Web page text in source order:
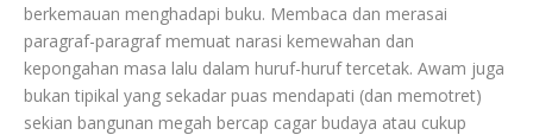
berkemauan menghadapi buku. Membaca dan merasai
paragraf-paragraf memuat narasi kemewahan dan
kepongahan masa lalu dalam huruf-huruf tercetak. Awam juga
bukan tipikal yang sekadar puas mendapati (dan memotret)
sekian bangunan megah bercap cagar budaya atau cukup